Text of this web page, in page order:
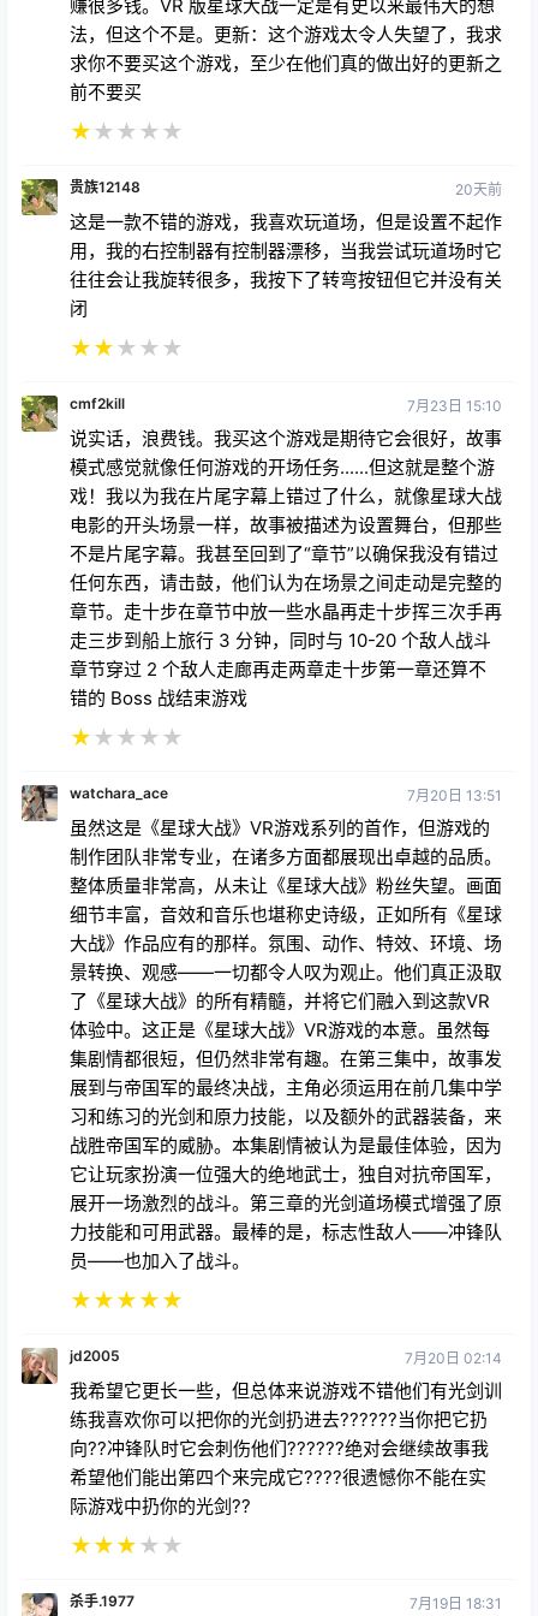
赚很多钱。VR 版星球大战一定是有史以来最伟大的想
法，但这个不是。更新：这个游戏太令人失望了，我求
求你不要买这个游戏，至少在他们真的做出好的更新之
前不要买
★★ ★ ★ ★
贵族12148 20天前
这是一款不错的游戏，我喜欢玩道场，但是设置不起作
用，我的右控制器有控制器漂移，当我尝试玩道场时它
往往会让我旋转很多，我按下了转弯按钮但它并没有关
闭
★★★ ★ ★
cmf2kill 7月23日 15:10
说实话，浪费钱。我买这个游戏是期待它会很好，故事
模式感觉就像任何游戏的开场任务......但这就是整个游
戏！我以为我在片尾字幕上错过了什么，就像星球大战
电影的开头场景一样，故事被描述为设置舞台，但那些
不是片尾字幕。我甚至回到了“章节”以确保我没有错过
任何东西，请击鼓，他们认为在场景之间走动是完整的
章节。走十步在章节中放一些水晶再走十步挥三次手再
走三步到船上旅行 3 分钟，同时与 10-20 个敌人战斗
章节穿过 2 个敌人走廊再走两章走十步第一章还算不
错的 Boss 战结束游戏
★★ ★ ★ ★
watchara_ace 7月20日 13:51
虽然这是《星球大战》VR游戏系列的首作，但游戏的
制作团队非常专业，在诸多方面都展现出卓越的品质。
整体质量非常高，从未让《星球大战》粉丝失望。画面
细节丰富，音效和音乐也堪称史诗级，正如所有《星球
大战》作品应有的那样。氛围、动作、特效、环境、场
景转换、观感——一切都令人叹为观止。他们真正汲取
了《星球大战》的所有精髓，并将它们融入到这款VR
体验中。这正是《星球大战》VR游戏的本意。虽然每
集剧情都很短，但仍然非常有趣。在第三集中，故事发
展到与帝国军的最终决战，主角必须运用在前几集中学
习和练习的光剑和原力技能，以及额外的武器装备，来
战胜帝国军的威胁。本集剧情被认为是最佳体验，因为
它让玩家扮演一位强大的绝地武士，独自对抗帝国军，
展开一场激烈的战斗。第三章的光剑道场模式增强了原
力技能和可用武器。最棒的是，标志性敌人——冲锋队
员——也加入了战斗。
★★★★★
jd2005 7月20日 02:14
我希望它更长一些，但总体来说游戏不错他们有光剑训
练我喜欢你可以把你的光剑扔进去??????当你把它扔
向??冲锋队时它会刺伤他们??????绝对会继续故事我
希望他们能出第四个来完成它????很遗憾你不能在实
际游戏中扔你的光剑??
★★★★ ★
杀手.1977 7月19日 18:31